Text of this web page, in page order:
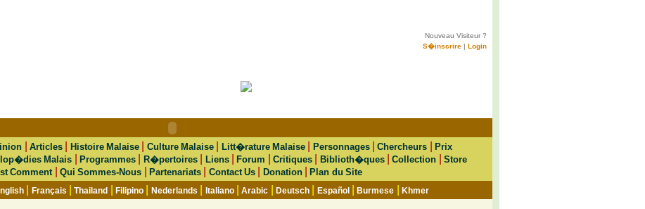
Nouveau Visiteur ?
S�inscrire | Login
Articles| Histoire Malaise| Culture Malaise Litt�rature Malaise Personnages|Chercheurs |Prix
Malais |Programmes R�pertoires| Liens|Forum Critiques| Biblioth�ques|Collection
Store
Comment
Qui Sommes-Nous Partenariats Contact Us Donation|Plan du Site
Français |Thailand |Filipino Nederlands Italiano|Arabic Deutsch| Español|Burmese Khmer